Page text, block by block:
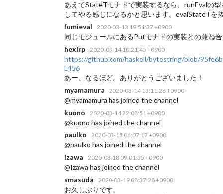
あえてStateTモナドで実装するなら、runEvalの
してやる感じになるかと思います。evalStateTを
fumieval
2020-03-13 19:51:37 +0900
同じモジュールにあるPutモナドの実装との兼ね
hexirp
2020-03-14 10:21:45 +0900
https://github.com/haskell/bytestring/blob/
L456
あー、なるほど。ありがとうございました！
myamamura
2020-03-14 13:11:28 +0900
@myamamura has joined the channel
kuono
2020-03-14 22:08:51 +0900
@kuono has joined the channel
paulko
2020-03-15 04:07:17 +0900
@paulko has joined the channel
Izawa
2020-03-18 09:01:35 +0900
@Izawa has joined the channel
smasuda
2020-03-19 08:37:28 +0900
お久しぶりです。